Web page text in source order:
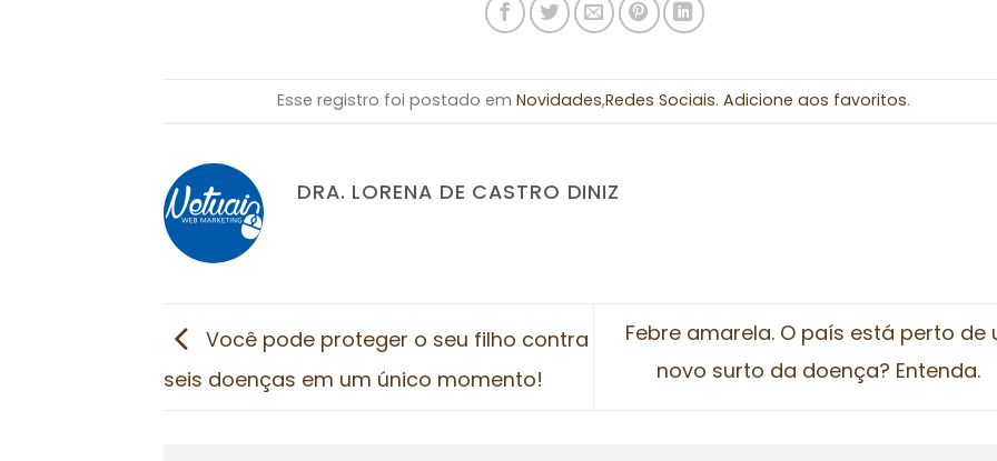
Esse registro foi postado em Novidades,Redes Sociais. Adicione aos favoritos.
DRA. LORENA DE CASTRO DINIZ
Você pode proteger o seu filho contra
seis doenças em um único momento!
Febre amarela. O país está perto de
novo surto da doença? Entenda.